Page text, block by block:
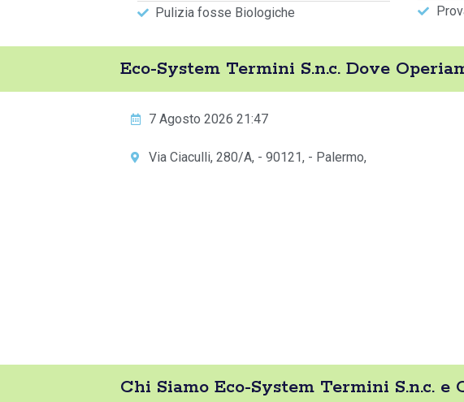
Pulizia fosse Biologiche
Eco-System Termini S.n.c. Dove
7 Agosto 2026 21:47
Via Ciaculli, 280/A, - 90121, - Palermo,
Chi Siamo Eco-System Termini S.n.c. e